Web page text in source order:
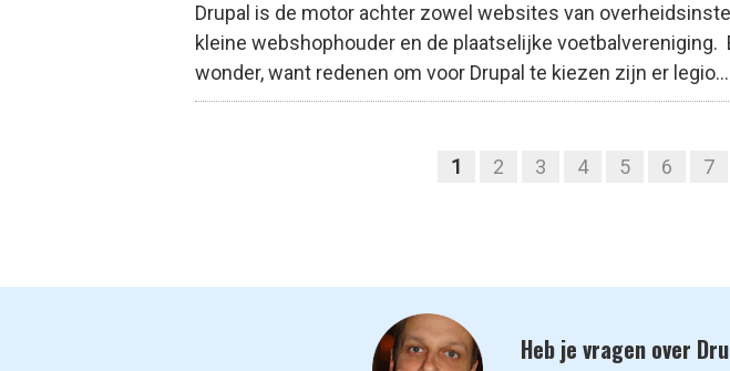
Drupal is de motor achter zowel websites van
kleine webshophouder en de plaatselijke
wonder, want redenen om voor Drupal te kiezen zijn er
1 2 3 4 5 6 7
Heb je vragen over